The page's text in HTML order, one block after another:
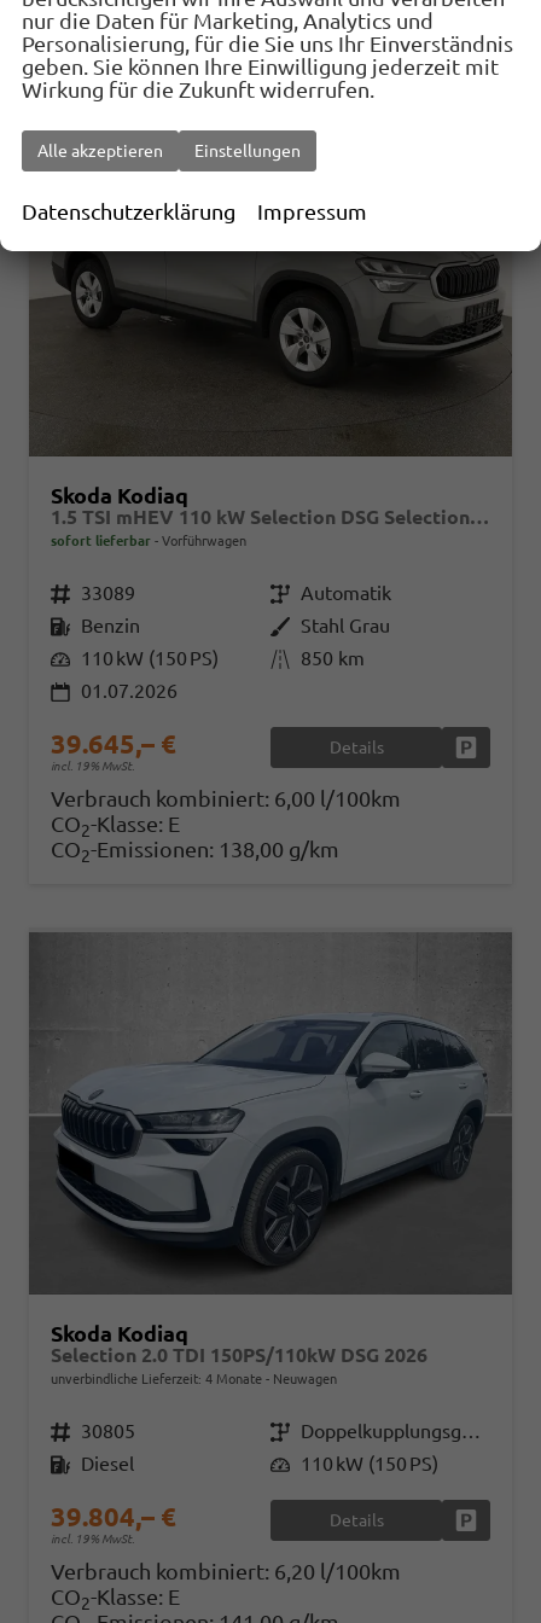
CO2-Emissionen: 138,00 g/km
Skoda Kodiaq
1.5 TSI mHEV 110 kW Selection DSG Selection, AHK, Navi, Side, Kamera, Winter, 4 J.- Garantie
sofort lieferbar Vorführwagen
Fahrzeugnr. 33089 GetriebeAutomatik
Kraftstoff Benzin AußenfarbeStahl Grau
Leistung 110 kW (150 PS) Kilometerstand 850 km
01.07.2026
39.645,– €
incl. 19% MwSt.
Details
Verbrauch kombiniert: 6,00 l/100km
CO2-Klasse: E
CO2-Emissionen: 138,00 g/km
Skoda Kodiaq
Selection 2.0 TDI 150PS/110kW DSG 2026
unverbindliche Lieferzeit: 4 Monate Neuwagen
Fahrzeugnr. 30805 Getriebe
Doppelkupplungsgetriebe (DSG)
Kraftstoff Diesel Leistung 110 kW (150 PS)
39.804,– €
incl. 19% MwSt.
Details
Verbrauch kombiniert: 6,20 l/100km
CO2-Klasse: E
nur die Daten für Marketing, Analytics und
Personalisierung, für die Sie uns Ihr Einverständnis
geben. Sie können Ihre Einwilligung jederzeit mit
Wirkung für die Zukunft widerrufen.
Alle akzeptieren Einstellungen
Datenschutzerklärung Impressum